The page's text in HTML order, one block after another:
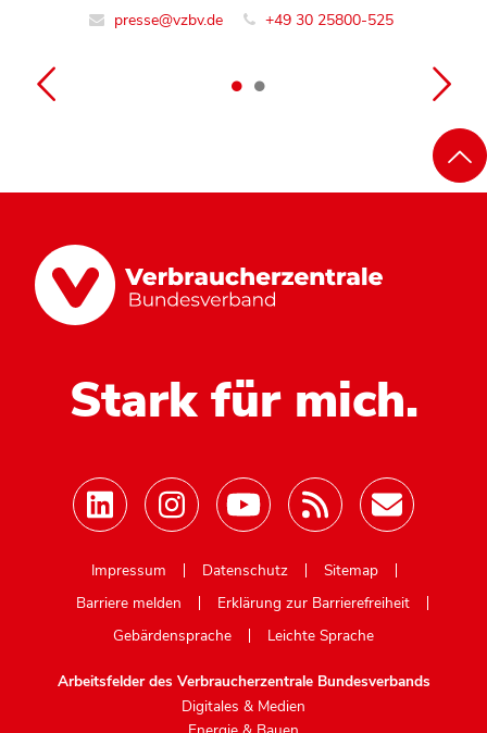
presse@vzbv.de +49 30 25800-525
finanzmarkt@vzbv.de +49 30 25800-0
Stark für mich.
Impressum
Datenschutz
Sitemap
Barriere melden
Erklärung zur Barrierefreiheit
Gebärdensprache
Leichte Sprache
Arbeitsfelder des Verbraucherzentrale Bundesverbands
Digitales & Medien